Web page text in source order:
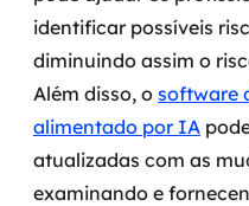
Gestão de infraestrutura
Escalar com segurança
Pentest
DevSecOps
identificar possíveis
diminuindo assim o
Além disso, o software
alimentado por IA
atualizadas com as
examinando e